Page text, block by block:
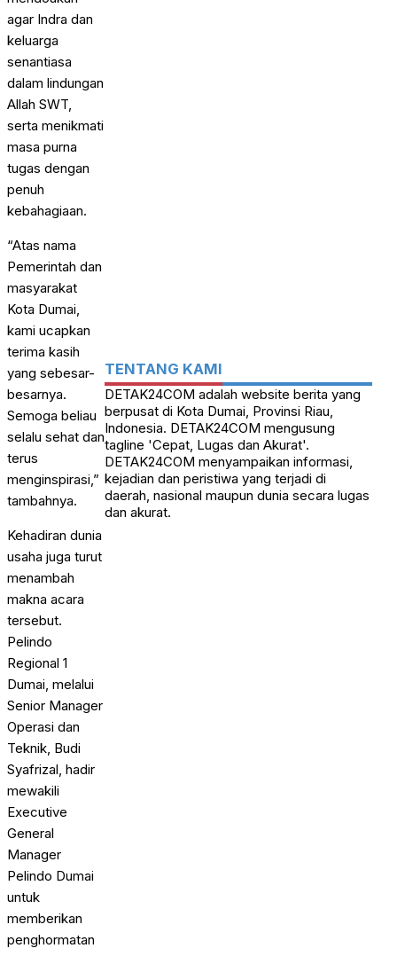
agar Indra dan
keluarga
senantiasa
dalam lindungan
Allah SWT,
serta menikmati
masa purna
tugas dengan
penuh
kebahagiaan.
“Atas nama
Pemerintah dan
masyarakat
Kota Dumai,
kami ucapkan
terima kasih
yang sebesar-
besarnya.
Semoga beliau
selalu sehat dan
terus
menginspirasi,”
tambahnya.
Kehadiran dunia
usaha juga turut
menambah
makna acara
tersebut.
Pelindo
Regional 1
Dumai, melalui
Senior Manager
Operasi dan
Teknik, Budi
Syafrizal, hadir
mewakili
Executive
General
Manager
Pelindo Dumai
untuk
memberikan
penghormatan
TENTANG KAMI
DETAK24COM adalah website berita yang
berpusat di Kota Dumai, Provinsi Riau,
Indonesia. DETAK24COM mengusung
tagline 'Cepat, Lugas dan Akurat'.
DETAK24COM menyampaikan informasi,
kejadian dan peristiwa yang terjadi di
daerah, nasional maupun dunia secara lugas
dan akurat.